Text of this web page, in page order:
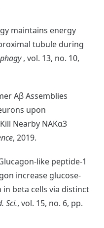
maintains energy
tubule during
, vol. 13, no. 10,
Aβ Assemblies
upon
Nearby NAKα3
, 2019.
like peptide-1
increase glucose-
beta cells via distinct
Sci., vol. 15, no. 6, pp.